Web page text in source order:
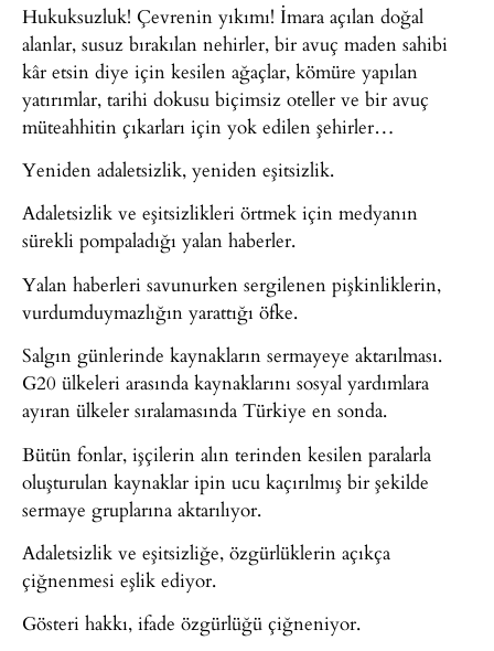
Hukuksuzluk! Çevrenin yıkımı! İmara açılan doğal
alanlar, susuz bırakılan nehirler, bir avuç maden sahibi
kâr etsin diye için kesilen ağaçlar, kömüre yapılan
yatırımlar, tarihi dokusu biçimsiz oteller ve bir avuç
müteahhitin çıkarları için yok edilen şehirler…
Yeniden adaletsizlik, yeniden eşitsizlik.
Adaletsizlik ve eşitsizlikleri örtmek için medyanın
sürekli pompaladığı yalan haberler.
Yalan haberleri savunurken sergilenen pişkinliklerin,
vurdumduymazlığın yarattığı öfke.
Salgın günlerinde kaynakların sermayeye aktarılması.
G20 ülkeleri arasında kaynaklarını sosyal yardımlara
ayıran ülkeler sıralamasında Türkiye en sonda.
Bütün fonlar, işçilerin alın terinden kesilen paralarla
oluşturulan kaynaklar ipin ucu kaçırılmış bir şekilde
sermaye gruplarına aktarılıyor.
Adaletsizlik ve eşitsizliğe, özgürlüklerin açıkça
çiğnenmesi eşlik ediyor.
Gösteri hakkı, ifade özgürlüğü çiğneniyor.